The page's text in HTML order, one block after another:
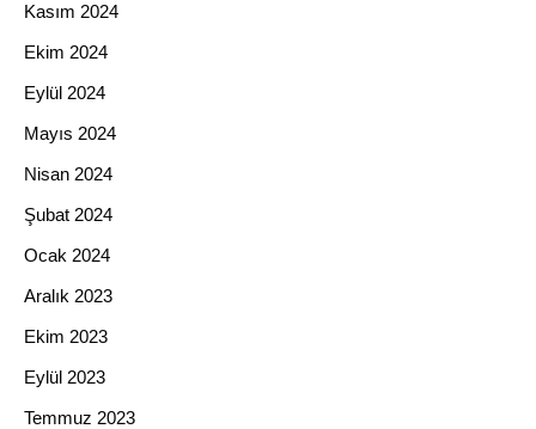
Kasım 2024
Ekim 2024
Eylül 2024
Mayıs 2024
Nisan 2024
Şubat 2024
Ocak 2024
Aralık 2023
Ekim 2023
Eylül 2023
Temmuz 2023